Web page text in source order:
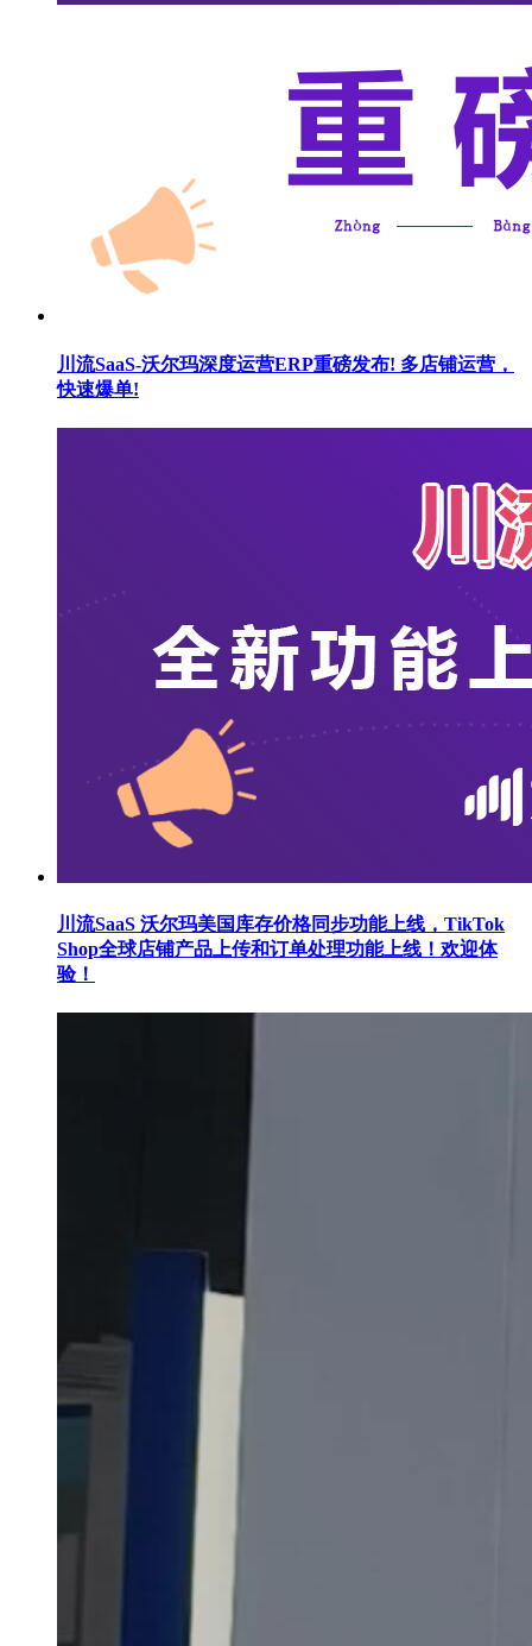
川流SaaS-沃尔玛深度运营ERP重磅发布! 多店铺运营，
快速爆单!
川流SaaS 沃尔玛美国库存价格同步功能上线，TikTok
Shop全球店铺产品上传和订单处理功能上线！欢迎体
验！